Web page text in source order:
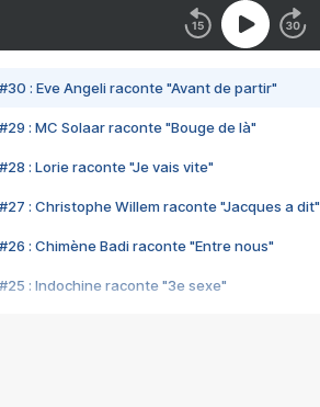
#30 : Eve Angeli raconte "Avant de partir"
#29 : MC Solaar raconte "Bouge de là"
#28 : Lorie raconte "Je vais vite"
#27 : Christophe Willem raconte "Jacques a dit"
#26 : Chimène Badi raconte "Entre nous"
#25 : Indochine raconte "3e sexe"